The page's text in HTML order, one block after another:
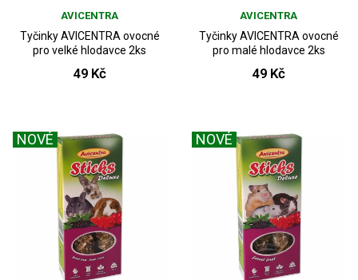
AVICENTRA
Tyčinky AVICENTRA ovocné
pro velké hlodavce 2ks
49 Kč
AVICENTRA
Tyčinky AVICENTRA ovocné
pro malé hlodavce 2ks
49 Kč
NOVÉ NOVÉ